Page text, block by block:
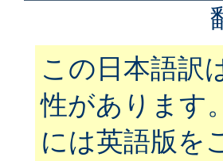
この日本語訳
性があります
には英語版を